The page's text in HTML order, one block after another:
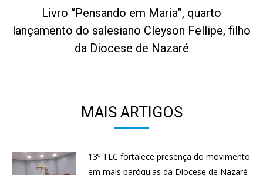
Próximo
post:
Livro “Pensando em Maria”, quarto
lançamento do salesiano Cleyson Fellipe, filho
da Diocese de Nazaré
MAIS ARTIGOS
13º TLC fortalece presença do movimento
em mais paróquias da Diocese de Nazaré